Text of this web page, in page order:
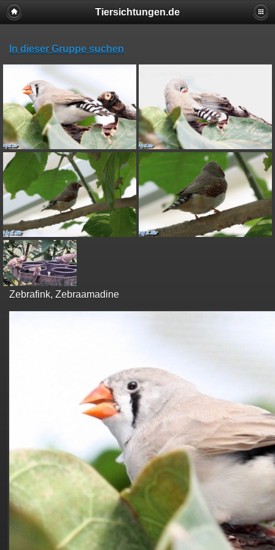
Tiersichtungen.de
In dieser Gruppe suchen
Zebrafink, Zebraamadine